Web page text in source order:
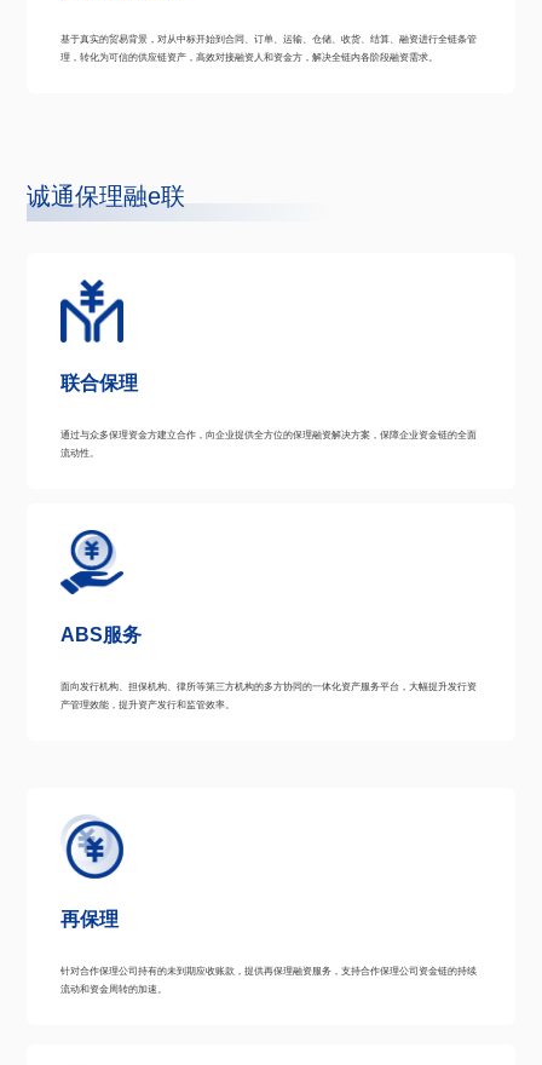
基于真实的贸易背景，对从中标开始到合同、订单、运输、仓储、收货、结算、融资进行全链条管
理，转化为可信的供应链资产，高效对接融资人和资金方，解决全链内各阶段融资需求。
诚通保理融e联
联合保理
通过与众多保理资金方建立合作，向企业提供全方位的保理融资解决方案，保障企业资金链的全面
流动性。
ABS服务
面向发行机构、担保机构、律所等第三方机构的多方协同的一体化资产服务平台，大幅提升发行资
产管理效能，提升资产发行和监管效率。
再保理
针对合作保理公司持有的未到期应收账款，提供再保理融资服务，支持合作保理公司资金链的持续
流动和资金周转的加速。